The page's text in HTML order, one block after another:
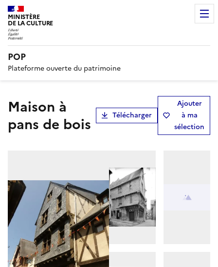
MINISTÈRE
DE LA CULTURE
POP
Plateforme ouverte du patrimoine
Maison à
pans de bois
Télécharger
Ajouter
à ma
sélection